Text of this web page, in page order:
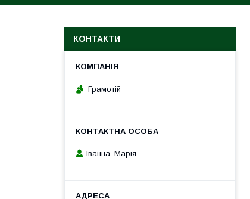
КОНТАКТИ
Грамотій
Іванна, Марія